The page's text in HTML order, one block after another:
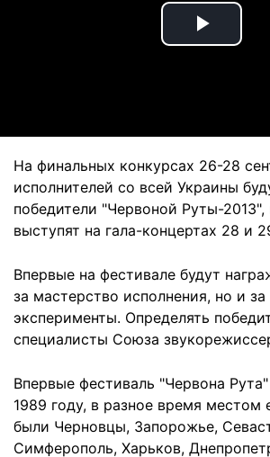
Play
На финальных конкурсах 26-28
исполнителей со всей Украины
победители "Червоной Руты-
выступят на гала-концертах 28 и
Впервые на фестивале будут
за мастерство исполнения, но и
эксперименты. Определять
специалисты Союза
Впервые фестиваль "Червона
1989 году, в разное время местом
были Черновцы, Запорожье,
Симферополь, Харьков,